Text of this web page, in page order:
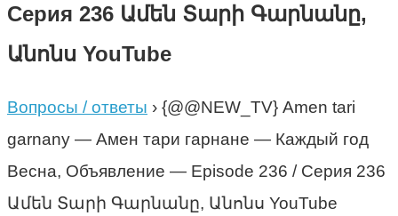
Серия 236 Ամեն Տարի Գարնանը,
Անոնս YouTube
Вопросы / ответы › {@@NEW_TV} Amen tari
garnany — Амен тари гарнане — Каждый год
Весна, Объявление — Episode 236 / Серия 236
Ամեն Տարի Գարնանը, Անոնս YouTube